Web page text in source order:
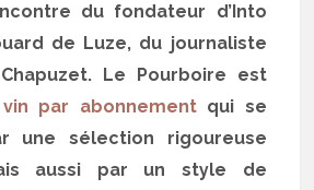
du fondateur d’Into
de Luze, du journaliste
Le Pourboire est
vin par abonnementqui se
une sélection rigoureuse
aussi par un style de